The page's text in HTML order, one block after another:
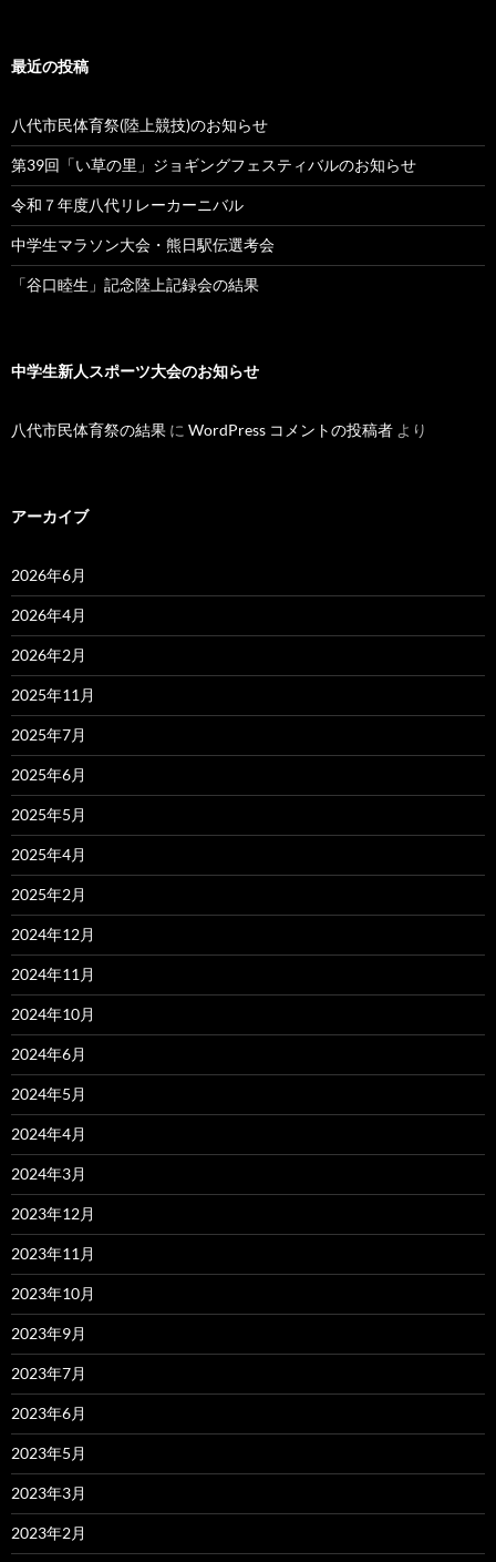
最近の投稿
八代市民体育祭(陸上競技)のお知らせ
第39回「い草の里」ジョギングフェスティバルのお知らせ
令和７年度八代リレーカーニバル
中学生マラソン大会・熊日駅伝選考会
「谷口睦生」記念陸上記録会の結果
中学生新人スポーツ大会のお知らせ
八代市民体育祭の結果 に WordPress コメントの投稿者 より
アーカイブ
2026年6月
2026年4月
2026年2月
2025年11月
2025年7月
2025年6月
2025年5月
2025年4月
2025年2月
2024年12月
2024年11月
2024年10月
2024年6月
2024年5月
2024年4月
2024年3月
2023年12月
2023年11月
2023年10月
2023年9月
2023年7月
2023年6月
2023年5月
2023年3月
2023年2月